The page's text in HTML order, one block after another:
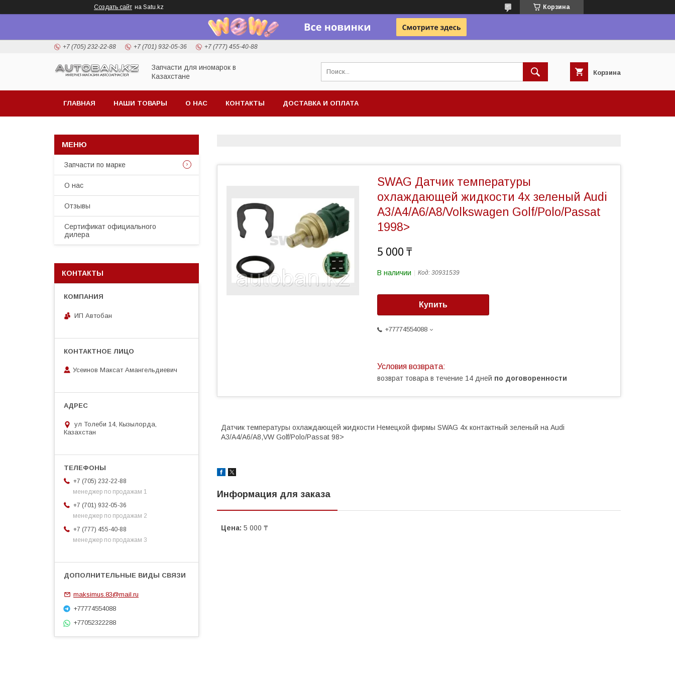
Создать сайт на Satu.kz Корзина
+7 (705) 232-22-88 +7 (701) 932-05-36 +7 (777) 455-40-88
Запчасти для иномарок в
Казахстане
Корзина
ГЛАВНАЯ НАШИ ТОВАРЫ О НАС КОНТАКТЫ ДОСТАВКА И ОПЛАТА
SWAG Датчик температуры
охлаждающей жидкости 4х зеленый Audi
A3/A4/A6/A8/Volkswagen Golf/Polo/Passat
1998>
5 000 ₸
В наличии Код: 30931539
Купить
+77774554088
возврат товара в течение 14 дней по договоренности
Датчик температуры охлаждающей жидкости Немецкой фирмы SWAG 4х контактный зеленый на Audi
A3/A4/A6/A8,VW Golf/Polo/Passat 98>
Информация для заказа
Цена: 5 000 ₸
Запчасти по марке
О нас
Отзывы
Сертификат официального
дилера
КОНТАКТЫ
ИП Автобан
Усеинов Максат Амангельдиевич
ул Толеби 14, Кызылорда,
Казахстан
+7 (705) 232-22-88
менеджер по продажам 1
+7 (701) 932-05-36
менеджер по продажам 2
+7 (777) 455-40-88
менеджер по продажам 3
maksimus.83@mail.ru
+77774554088
+77052322288